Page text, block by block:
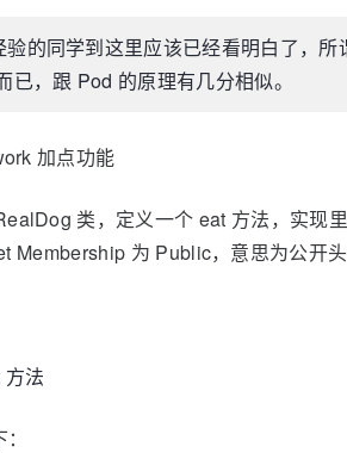
的同学到这里应该已经看明白了，
已，跟 Pod 的原理有几分相似。
加点功能
类，定义一个 eat 方法，实现
Membership 为 Public，意思为公开
法